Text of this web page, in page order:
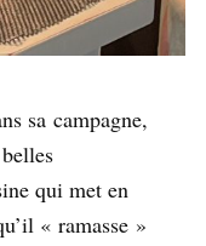
sa campagne,
qui met en
« ramasse »